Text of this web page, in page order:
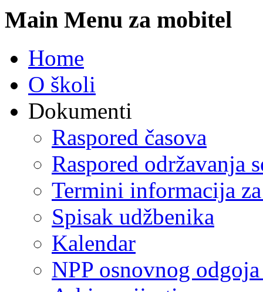
Main Menu za mobitel
Home
O školi
Dokumenti
Raspored časova
Raspored održavanja
Termini informacija
Spisak udžbenika
Kalendar
NPP osnovnog